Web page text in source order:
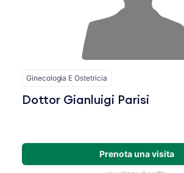
Ginecologia E Ostetricia
Dottor Gianluigi Parisi
Prenota una visita